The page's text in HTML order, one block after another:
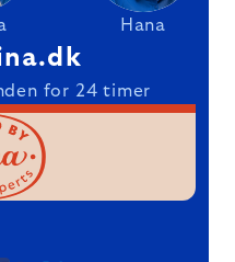
Hana
for 24 timer